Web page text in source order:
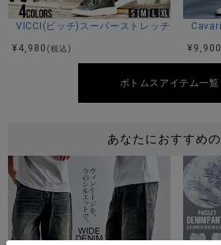
※平置き計測、腰回りなどは約2倍程度
モデル
TAIRA：身長180cm 体重67kg XLサイ
VICCI(ビッチ)スーパーストレッチスキニー
¥ 4,980 (税込)
¥ 9,900
ボトムスアイテム一覧
あなたにおすすめ